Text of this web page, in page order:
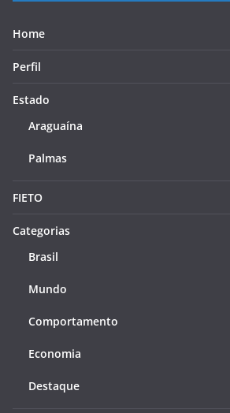
Home
Perfil
Estado
Araguaína
Palmas
FIETO
Categorias
Brasil
Mundo
Comportamento
Economia
Destaque